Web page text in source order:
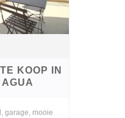
KOOP IN
garage, mooie